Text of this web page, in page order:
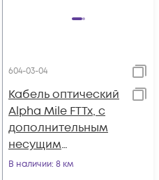
604-03-04
Кабель оптический
Alpha Mile FTTx, с
дополнительным
несущим
элементом
В наличии: 8 км